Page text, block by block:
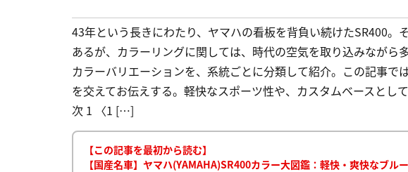
43年という長きにわたり、ヤマハの看板を背負い続けたSR400。
あるが、カラーリングに関しては、時代の空気を取り込みながら
カラーバリエーションを、系統ごとに分類して紹介。この記事で
を交えてお伝えする。軽快なスポーツ性や、カスタムベースとし
次 1 〈1 […]
【この記事を最初から読む】
【国産名車】ヤマハ(YAMAHA)SR400カラー大図鑑：軽快・爽快なブル